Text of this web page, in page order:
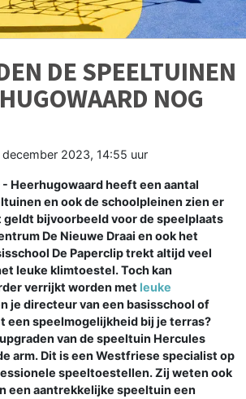
DE SPEELTUINEN
NOG
december 2023, 14:55 uur
- Heerhugowaard heeft een aantal
en ook de schoolpleinen zien er
bijvoorbeeld voor de speelplaats
De Nieuwe Draai en ook het
De Paperclip trekt altijd veel
leuke klimtoestel. Toch kan
verrijkt worden met leuke
je directeur van een basisschool of
een speelmogelijkheid bij je terras?
van de speeltuin Hercules
arm. Dit is een Westfriese specialist op
speeltoestellen. Zij weten ook
een aantrekkelijke speeltuin een